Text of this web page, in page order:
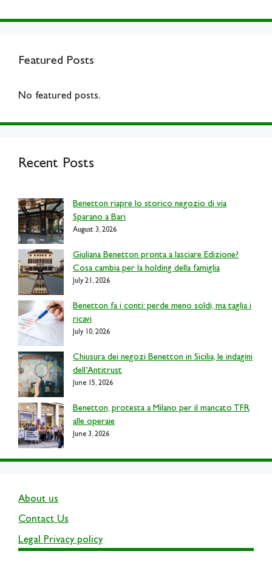
Featured Posts
No featured posts.
Recent Posts
Benetton riapre lo storico negozio di via
Sparano a Bari
August 3, 2026
Giuliana Benetton pronta a lasciare Edizione?
Cosa cambia per la holding della famiglia
July 21, 2026
Benetton fa i conti: perde meno soldi, ma taglia i
ricavi
July 10, 2026
Chiusura dei negozi Benetton in Sicilia, le indagini
dell’Antitrust
June 15, 2026
Benetton, protesta a Milano per il mancato TFR
alle operaie
June 3, 2026
About us
Contact Us
Legal Privacy policy